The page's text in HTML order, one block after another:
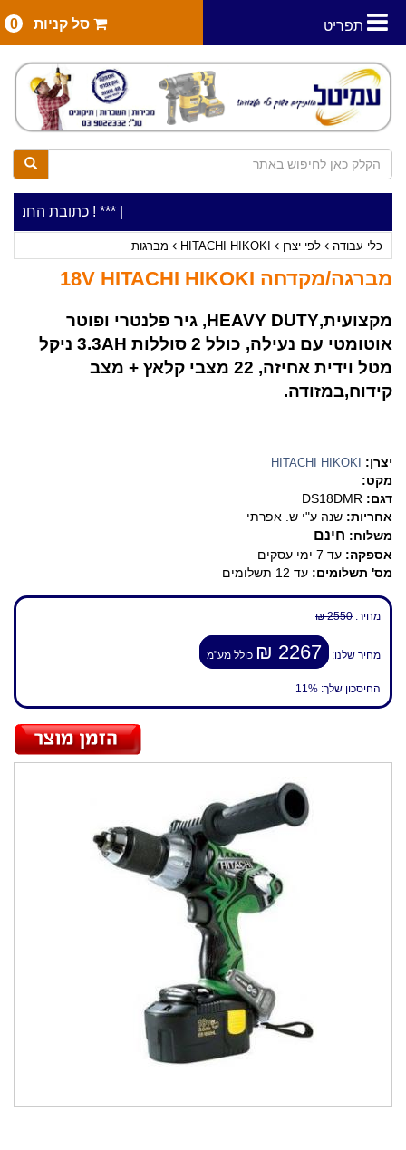
תפריט סל קניות 0
***כתובת החנות: רח' המלאכה 2, ביתן 8 ***כלי עבודה להשכרה בתעריף יומי משתלם ! ***
כלי עבודה לפי יצרן HITACHI HIKOKI מברגות
מברגה/מקדחה 18V HITACHI HIKOKI
מקצועית,HEAVY DUTY, גיר פלנטרי ופוטר
אוטומטי עם נעילה, כולל 2 סוללות 3.3AH ניקל
מטל וידית אחיזה, 22 מצבי קלאץ + מצב
קידוח,במזודה.
יצרן: HITACHI HIKOKI
מקט:
דגם: DS18DMR
אחריות: שנה ע"י ש. אפרתי
משלוח: חינם
אספקה: עד 7 ימי עסקים
מס' תשלומים: עד 12 תשלומים
מחיר: 2550 ₪
מחיר שלנו: 2267 ₪ כולל מע"מ
החיסכון שלך: 11%